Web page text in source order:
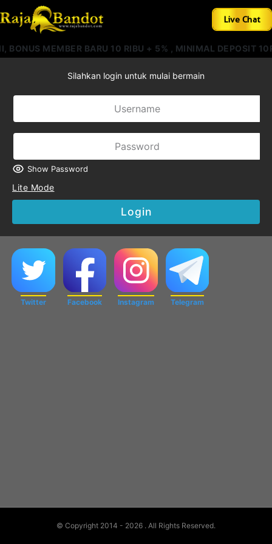
Live Chat
MEMBER BARU 10 RIBU + 5% , MINIMAL DEPOSIT
Silahkan login untuk mulai bermain
Show Password
Lite Mode
Login
Twitter Facebook Instagram Telegram
© Copyright 2014 - 2026 . All Rights Reserved.